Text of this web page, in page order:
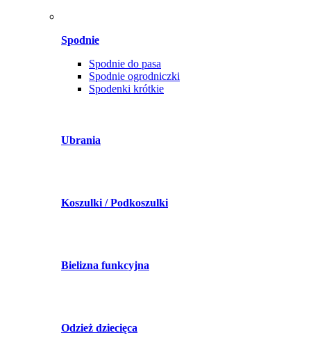
Spodnie
Spodnie do pasa
Spodnie ogrodniczki
Spodenki krótkie
Ubrania
Koszulki / Podkoszulki
Bielizna funkcyjna
Odzież dziecięca